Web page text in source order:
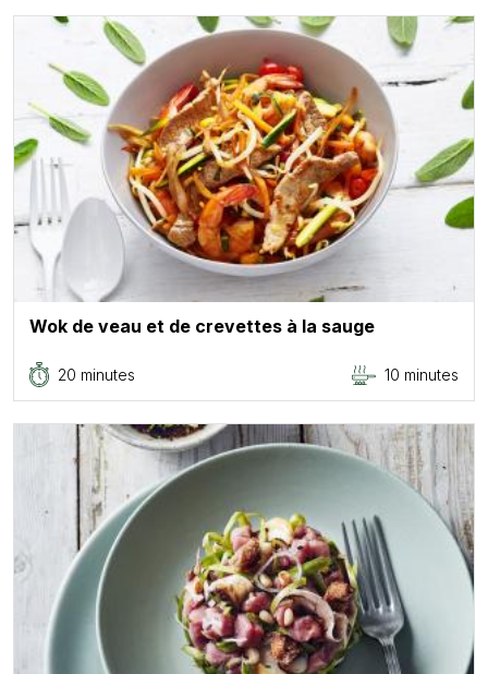
Wok de veau et de crevettes à la sauge
20 minutes 10 minutes